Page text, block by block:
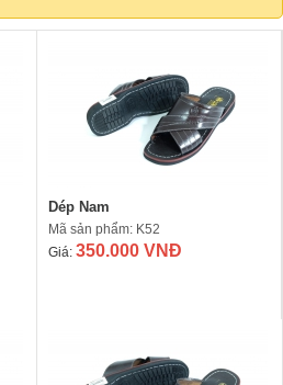
Dép Nam
Mã sản phẩm: K52
Giá: 350.000 VNĐ